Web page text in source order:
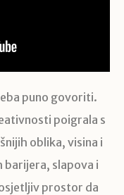
puno govoriti.
poigrala s
oblika, visina i
barijera, slapova i
prostor da